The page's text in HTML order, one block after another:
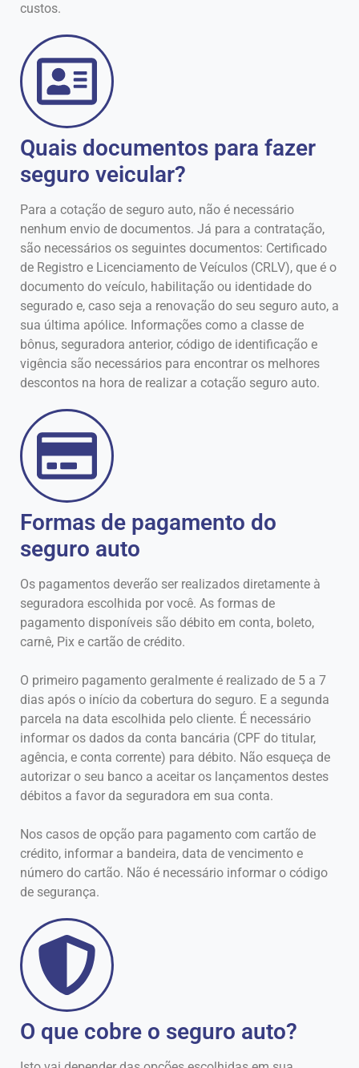
custos.
Quais documentos para fazer
seguro veicular?
Para a cotação de seguro auto, não é necessário
nenhum envio de documentos. Já para a contratação,
são necessários os seguintes documentos: Certificado
de Registro e Licenciamento de Veículos (CRLV), que é o
documento do veículo, habilitação ou identidade do
segurado e, caso seja a renovação do seu seguro auto, a
sua última apólice. Informações como a classe de
bônus, seguradora anterior, código de identificação e
vigência são necessários para encontrar os melhores
descontos na hora de realizar a cotação seguro auto.
Formas de pagamento do
seguro auto
Os pagamentos deverão ser realizados diretamente à
seguradora escolhida por você. As formas de
pagamento disponíveis são débito em conta, boleto,
carnê, Pix e cartão de crédito.
O primeiro pagamento geralmente é realizado de 5 a 7
dias após o início da cobertura do seguro. E a segunda
parcela na data escolhida pelo cliente. É necessário
informar os dados da conta bancária (CPF do titular,
agência, e conta corrente) para débito. Não esqueça de
autorizar o seu banco a aceitar os lançamentos destes
débitos a favor da seguradora em sua conta.
Nos casos de opção para pagamento com cartão de
crédito, informar a bandeira, data de vencimento e
número do cartão. Não é necessário informar o código
de segurança.
O que cobre o seguro auto?